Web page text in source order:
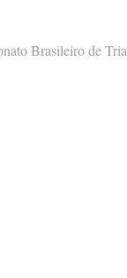
Brasileiro de